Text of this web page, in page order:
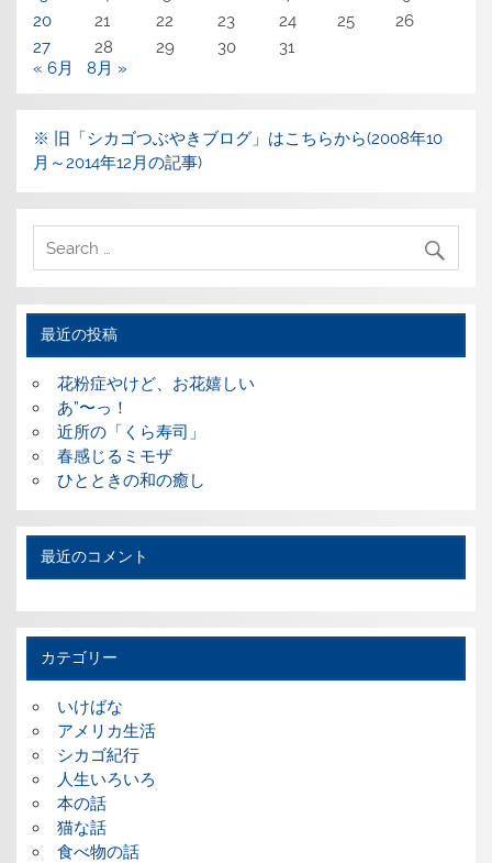
20
21 22 23 24 25
26
27
28 29 30
31
« 6月
8月 »
※ 旧「シカゴつぶやきブログ」はこちらから(2008年10
月～2014年12月の記事)
最近の投稿
花粉症やけど、お花嬉しい
あ”〜っ！
近所の「くら寿司」
春感じるミモザ
ひとときの和の癒し
最近のコメント
カテゴリー
いけばな
アメリカ生活
シカゴ紀行
人生いろいろ
本の話
猫な話
食べ物の話